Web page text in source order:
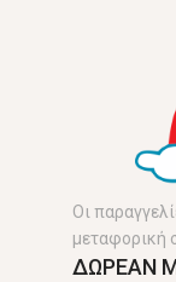
Οι
μεταφορική
ΔΩΡΕΑΝ